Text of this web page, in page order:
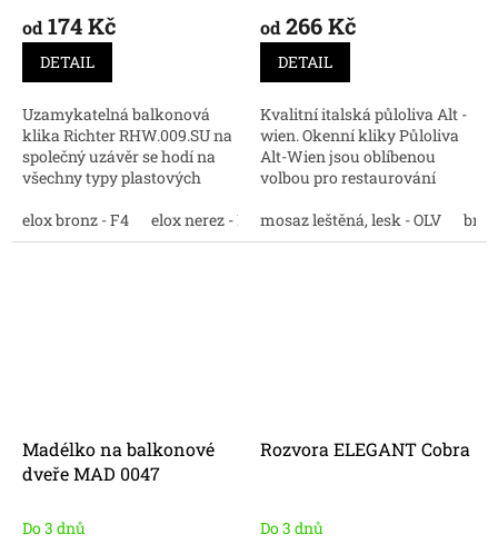
od 174 Kč
DETAIL
Uzamykatelná balkonová
klika Richter RHW.009.SU na
společný uzávěr se hodí na
všechny typy plastových
kvalitní balkonové kliky.
elox bronz - F4 elox nerez - F9 černá bílá práškový
od 266 Kč
DETAIL
Kvalitní italská půloliva Alt -
wien. Okenní kliky Půloliva
Alt-Wien jsou oblíbenou
volbou pro restaurování
nádechu klasického stylu
novým oknům....
mosaz leštěná, lesk - OLV
Madélko na balkonové
dveře MAD 0047
Do 3 dnů
Rozvora ELEGANT Cobra
Do 3 dnů